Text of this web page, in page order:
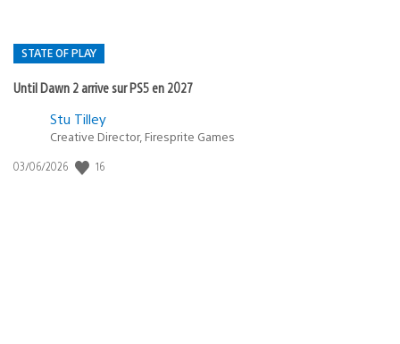
STATE OF PLAY
Until Dawn 2 arrive sur PS5 en 2027
Postée
:
Stu Tilley
Creative Director, Firesprite Games
Date
03/06/2026 16